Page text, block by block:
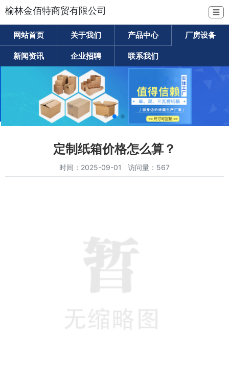
榆林金佰特商贸有限公司 ☰
网站首页 关于我们 产品中心 厂房设备
新闻资讯 企业招聘 联系我们
定制纸箱价格怎么算？
时间：2025-09-01 访问量：567